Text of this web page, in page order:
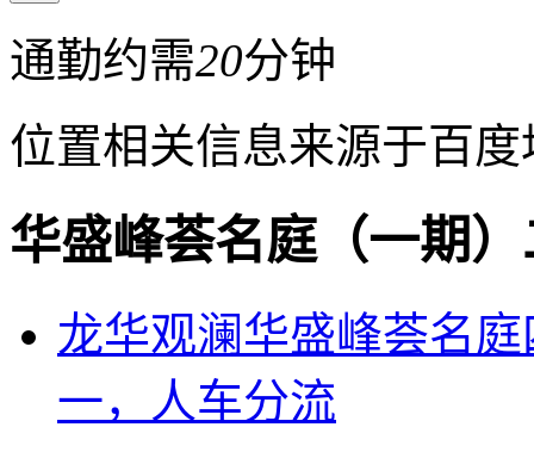
通勤约需20分钟
位置相关信息来源于百
华盛峰荟名庭（一期
龙华观澜华盛峰荟名
一，人车分流